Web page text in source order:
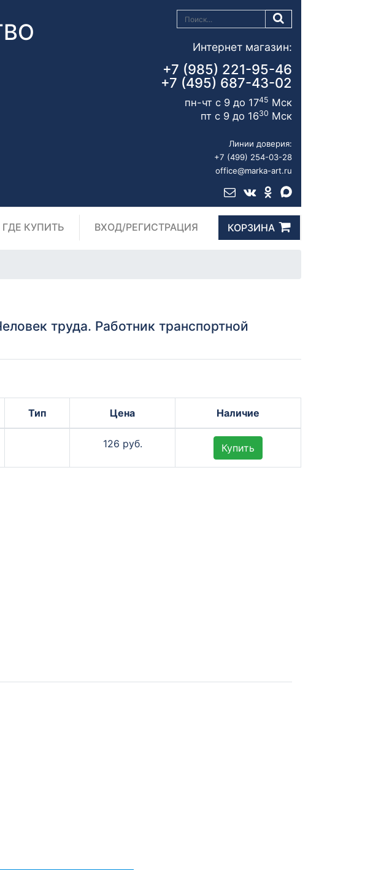
Интернет магазин:
+7 (985) 221-95-46
+7 (495) 687-43-02
пн-чт с 9 до 1745 Мск
пт с 9 до 1630 Мск
Линии доверия:
+7 (499) 254-03-28
office@marka-art.ru
ГДЕ КУПИТЬ ВХОД/РЕГИСТРАЦИЯ КОРЗИНА
труда. Работник транспортной
Тип Цена Наличие
126 руб. Купить